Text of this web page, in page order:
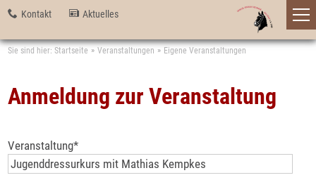
Kontakt Aktuelles
Sie sind hier: Startseite Veranstaltungen Eigene Veranstaltungen
Anmeldung zur Veranstaltung
Veranstaltung*